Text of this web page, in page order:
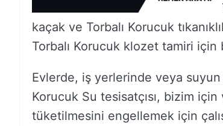
kaçak ve Torbalı Korucuk
Torbalı Korucuk klozet tamiri için
Evlerde, iş yerlerinde veya suyun
Korucuk Su tesisatçısı, bizim
tüketilmesini engellemek için